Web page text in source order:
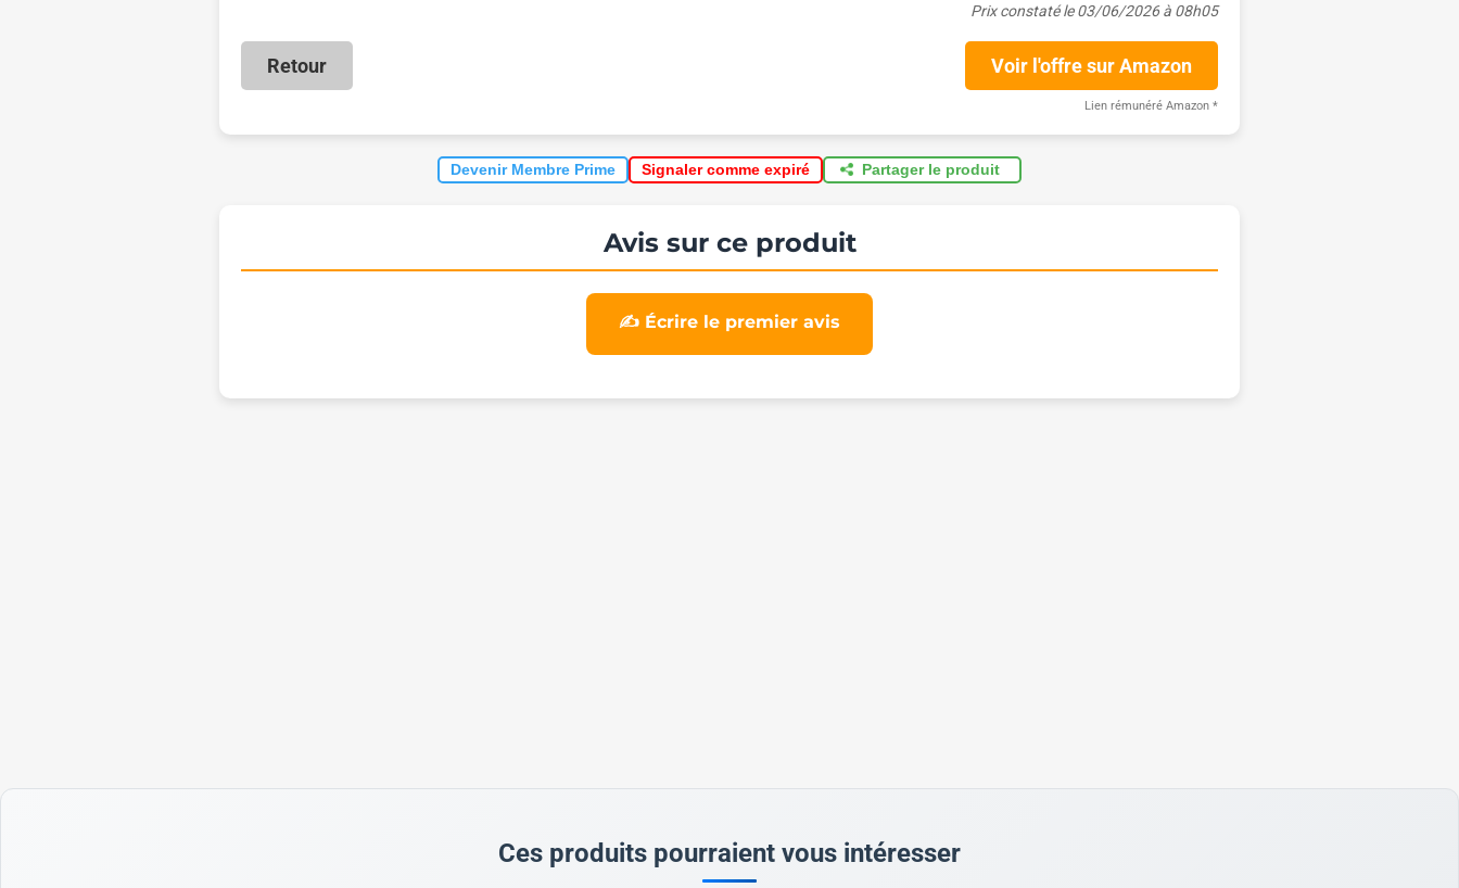
Prix constaté le 03/06/2026 à 08h05
Retour Voir l'offre sur Amazon
Lien rémunéré Amazon *
Devenir Membre Prime Signaler comme expiré Partager le produit
Avis sur ce produit
✍️ Écrire le premier avis
Ces produits pourraient vous intéresser